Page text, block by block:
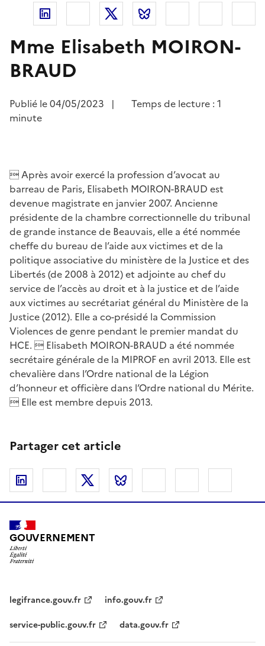
FacebookTwitter
Mme Elisabeth MOIRON-
BRAUD
Publié le04/05/2023 |
Temps de lecture : 1
minute
 Après avoir exercé la profession d’avocat au
barreau de Paris, Elisabeth MOIRON-BRAUD est
devenue magistrate en janvier 2007. Ancienne
présidente de la chambre correctionnelle du tribunal
de grande instance de Beauvais, elle a été nommée
cheffe du bureau de l’aide aux victimes et de la
politique associative du ministère de la Justice et des
Libertés (de 2008 à 2012) et adjointe au chef du
service de l’accès au droit et à la justice et de l’aide
aux victimes au secrétariat général du Ministère de la
Justice (2012). Elle a co-présidé la Commission
Violences de genre pendant le premier mandat du
HCE.  Elisabeth MOIRON-BRAUD a été nommée
secrétaire générale de la MIPROF en avril 2013. Elle est
chevalière dans l’Ordre national de la Légion
d’honneur et officière dans l’Ordre national du Mérite.
 Elle est membre depuis 2013.
Partager cet article
FacebookTwitter
GOUVERNEMENT
legifrance.gouv.fr
info.gouv.fr
service-public.gouv.fr
data.gouv.fr